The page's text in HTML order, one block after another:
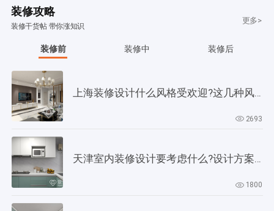
装修攻略
装修干货帖 带你涨知识
更多>
装修前 装修中 装修后
上海装修设计什么风格受欢迎?这几种风格是当下正流行!
2693
天津室内装修设计要考虑什么?设计方案要以此为依据!
1800